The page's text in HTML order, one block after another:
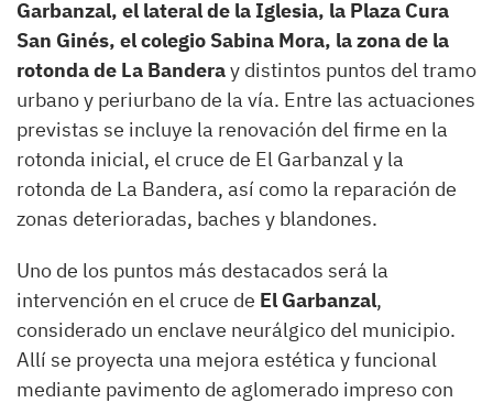
Garbanzal, el lateral de la Iglesia, la Plaza Cura
San Ginés, el colegio Sabina Mora, la zona de la
rotonda de La Banderay distintos puntos del tramo
urbano y periurbano de la vía. Entre las actuaciones
previstas se incluye la renovación del firme en la
rotonda inicial, el cruce de El Garbanzal y la
rotonda de La Bandera, así como la reparación de
zonas deterioradas, baches y blandones.
Uno de los puntos más destacados será la
intervención en el cruce de El Garbanzal,
considerado un enclave neurálgico del municipio.
Allí se proyecta una mejora estética y funcional
mediante pavimento de aglomerado impreso con